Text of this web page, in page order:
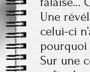
Une
celui-ci
pourquoi
Sur une